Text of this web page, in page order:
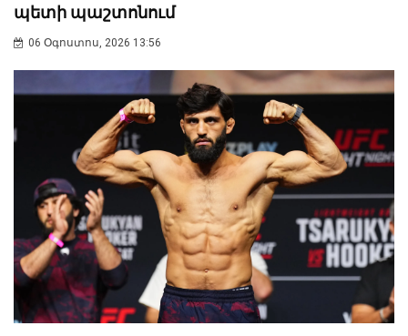
պետի պաշտոնում
06 Օգոստոս, 2026 13:56